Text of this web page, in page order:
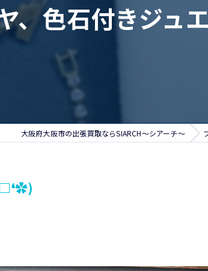
、色石付きジュ
大阪府大阪市の出張買取ならSIARCH～シアーチ～